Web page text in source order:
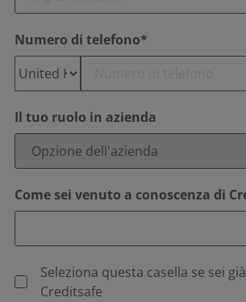
Numero di telefono*
Il tuo ruolo in azienda
Come sei venuto a conoscenza di
Seleziona questa casella se sei
Creditsafe